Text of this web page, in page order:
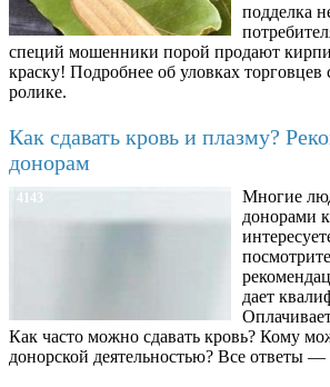
подделка
специй мошенники порой продают
краску! Подробнее об уловках торговцев
ролике.
Как сдавать кровь и плазму?
донорам
4143
Многие
донорами
дает
Как часто можно сдавать кровь? Кому
донорской деятельностью? Все ответы —